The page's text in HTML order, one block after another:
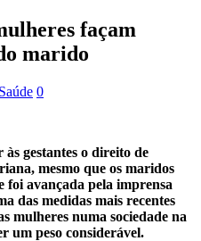
façam
marido
Saúde 0
gestantes o direito de
mesmo que os maridos
foi avançada pela imprensa
das medidas mais recentes
mulheres numa sociedade na
um peso considerável.